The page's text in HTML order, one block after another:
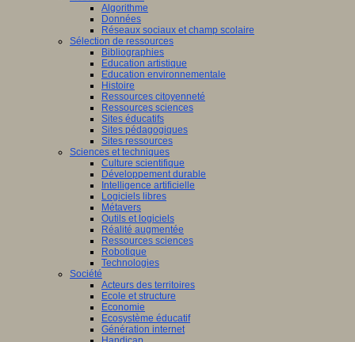
Algorithme
Données
Réseaux sociaux et champ scolaire
Sélection de ressources
Bibliographies
Education artistique
Education environnementale
Histoire
Ressources citoyenneté
Ressources sciences
Sites éducatifs
Sites pédagogiques
Sites ressources
Sciences et techniques
Culture scientifique
Développement durable
Intelligence artificielle
Logiciels libres
Métavers
Outils et logiciels
Réalité augmentée
Ressources sciences
Robotique
Technologies
Société
Acteurs des territoires
Ecole et structure
Economie
Ecosystème éducatif
Génération internet